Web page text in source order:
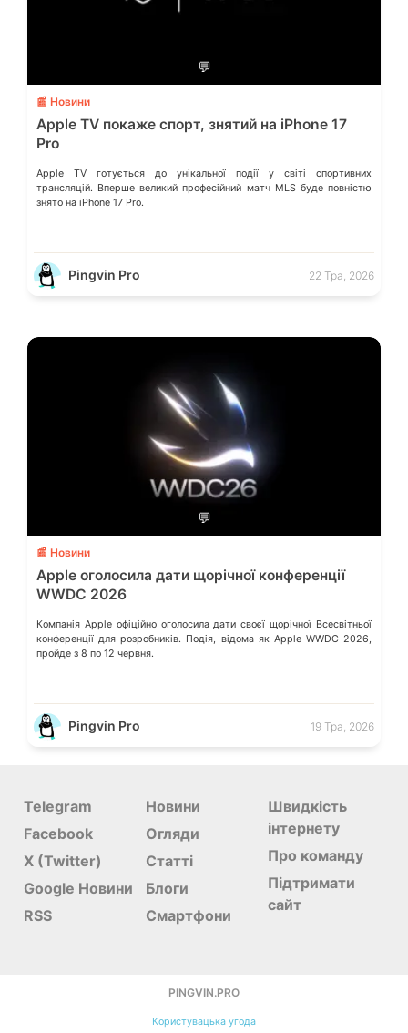
💬
📰 Новини
Apple TV покаже спорт, знятий на iPhone 17
Pro
Apple TV готується до унікальної події у світі спортивних
трансляцій. Вперше великий професійний матч MLS буде повністю
знято на iPhone 17 Pro.
Pingvin Pro 22 Тра, 2026
💬
📰 Новини
Apple оголосила дати щорічної конференції
WWDC 2026
Компанія Apple офіційно оголосила дати своєї щорічної Всесвітньої
конференції для розробників. Подія, відома як Apple WWDC 2026,
пройде з 8 по 12 червня.
Pingvin Pro 19 Тра, 2026
Telegram
Facebook
X (Twitter)
Google Новини
RSS
Новини
Огляди
Статті
Блоги
Смартфони
Швидкість
інтернету
Про команду
Підтримати
сайт
PINGVIN.PRO
Користувацька угода